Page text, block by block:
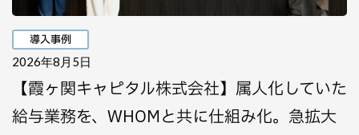
導入事例
2026年8月5日
【霞ヶ関キャピタル株式会社】属人化していた
給与業務を、WHOMと共に仕組み化。急拡大